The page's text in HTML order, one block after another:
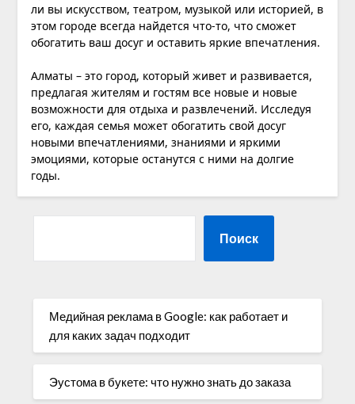
ли вы искусством, театром, музыкой или историей, в
этом городе всегда найдется что-то, что сможет
обогатить ваш досуг и оставить яркие впечатления.
Алматы – это город, который живет и развивается,
предлагая жителям и гостям все новые и новые
возможности для отдыха и развлечений. Исследуя
его, каждая семья может обогатить свой досуг
новыми впечатлениями, знаниями и яркими
эмоциями, которые останутся с ними на долгие
годы.
Поиск
Медийная реклама в Google: как работает и
для каких задач подходит
Эустома в букете: что нужно знать до заказа